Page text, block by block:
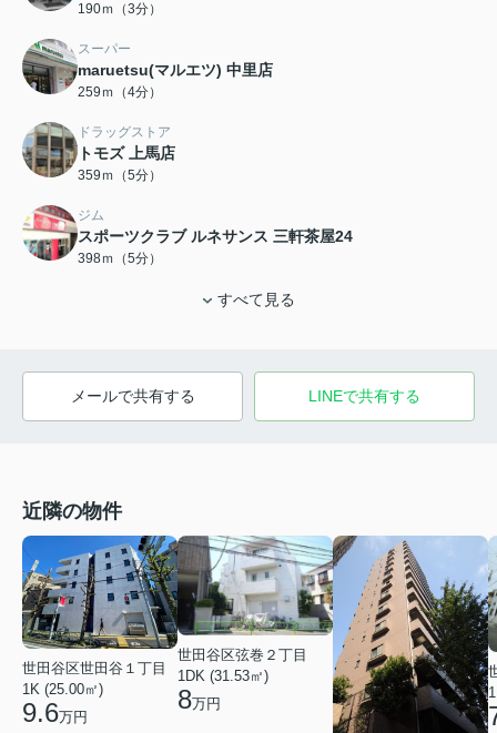
190ｍ（3分）
スーパー
maruetsu(マルエツ) 中里店
259ｍ（4分）
ドラッグストア
トモズ 上馬店
359ｍ（5分）
ジム
スポーツクラブ ルネサンス 三軒茶屋24
398ｍ（5分）
すべて見る
メールで共有する LINEで共有する
近隣の物件
世田谷区世田谷１丁目
1K (25.00㎡)
9.6万円
世田谷区弦巻２丁目
1DK (31.53㎡)
8万円